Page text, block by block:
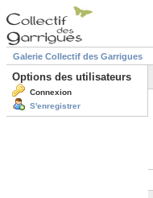
Galerie Collectif des Garrigues
Options des utilisateurs
Connexion
S'enregistrer